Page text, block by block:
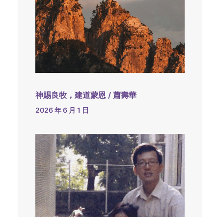
神賜良牧，建道蒙恩 / 蕭壽華
2026 年 6 月 1 日